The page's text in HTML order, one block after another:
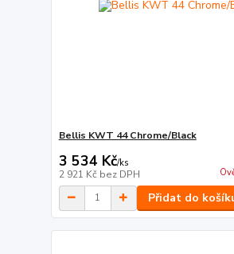
Bellis KWT 44 Chrome/Black
3 534 Kč/ks
2 921 Kč bez DPH
Přidat do